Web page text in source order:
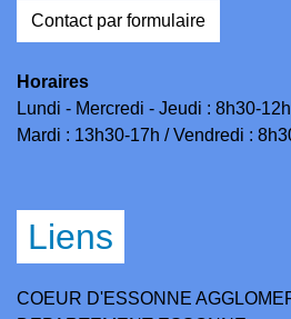
Contact par formulaire
Horaires
Lundi - Mercredi - Jeudi : 8h30-
Mardi : 13h30-17h / Vendredi :
Liens
COEUR D'ESSONNE